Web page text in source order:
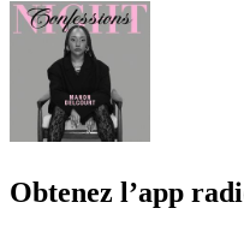
Obtenez l’app